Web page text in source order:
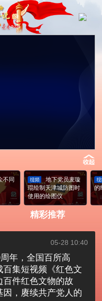
不同
地下党员麦璇
琨绘制天津城防图时
使用的绘图仪
的
精彩推荐
05-28 10:40
年，全国百所高
集短视频《红色文
件红色文物的故
，赓续共产党人的